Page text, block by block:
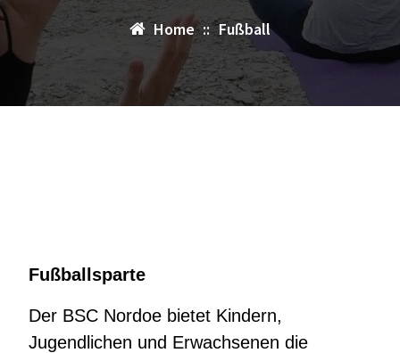
Home :: Fußball
Fußballsparte
Der BSC Nordoe bietet Kindern,
Jugendlichen und Erwachsenen die